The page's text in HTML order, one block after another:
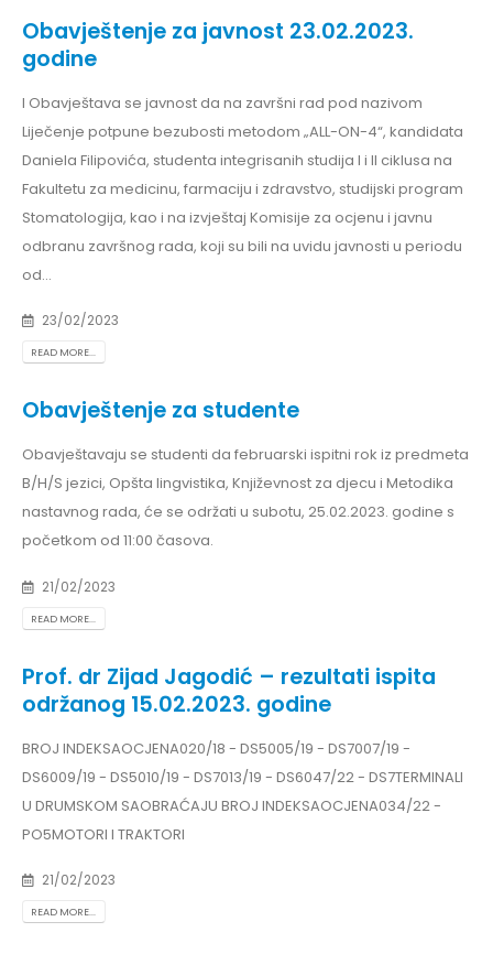
Obavještenje za javnost 23.02.2023.
godine
I Obavještava se javnost da na završni rad pod nazivom
Liječenje potpune bezubosti metodom „ALL-ON-4“, kandidata
Daniela Filipovića, studenta integrisanih studija I i II ciklusa na
Fakultetu za medicinu, farmaciju i zdravstvo, studijski program
Stomatologija, kao i na izvještaj Komisije za ocjenu i javnu
odbranu završnog rada, koji su bili na uvidu javnosti u periodu
od...
23/02/2023
READ MORE...
Obavještenje za studente
Obavještavaju se studenti da februarski ispitni rok iz predmeta
B/H/S jezici, Opšta lingvistika, Književnost za djecu i Metodika
nastavnog rada, će se održati u subotu, 25.02.2023. godine s
početkom od 11:00 časova.
21/02/2023
READ MORE...
Prof. dr Zijad Jagodić – rezultati ispita
održanog 15.02.2023. godine
BROJ INDEKSAOCJENA020/18 - DS5005/19 - DS7007/19 -
DS6009/19 - DS5010/19 - DS7013/19 - DS6047/22 - DS7TERMINALI
U DRUMSKOM SAOBRAĆAJU BROJ INDEKSAOCJENA034/22 -
PO5MOTORI I TRAKTORI
21/02/2023
READ MORE...